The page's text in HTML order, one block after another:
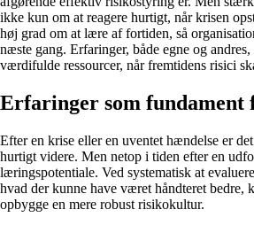
ikke kun om at reagere hurtigt, når krisen
høj grad om at lære af fortiden, så
næste gang. Erfaringer, både egne og andres,
værdifulde ressourcer, når fremtidens risici
Erfaringer som
Efter en krise eller en uventet hændelse er
hurtigt videre. Men netop i tiden efter en
læringspotentiale. Ved systematisk at
hvad der kunne have været håndteret bedre,
opbygge en mere robust risikokultur.